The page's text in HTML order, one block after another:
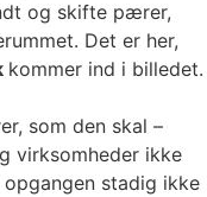
og skifte pærer,
Det er her,
kommer ind i billedet.
som den skal –
virksomheder ikke
stadig ikke